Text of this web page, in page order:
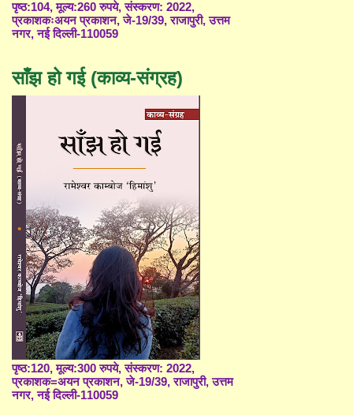
पृष्ठ:104, मूल्य:260 रुपये, संस्करण: 2022,
प्रकाशकःअयन प्रकाशन, जे-19/39, राजापुरी, उत्तम
नगर, नई दिल्ली-110059
साँझ हो गई (काव्य-संग्रह)
पृष्ठ:120, मूल्य:300 रुपये, संस्करण: 2022,
प्रकाशक=अयन प्रकाशन, जे-19/39, राजापुरी, उत्तम
नगर, नई दिल्ली-110059